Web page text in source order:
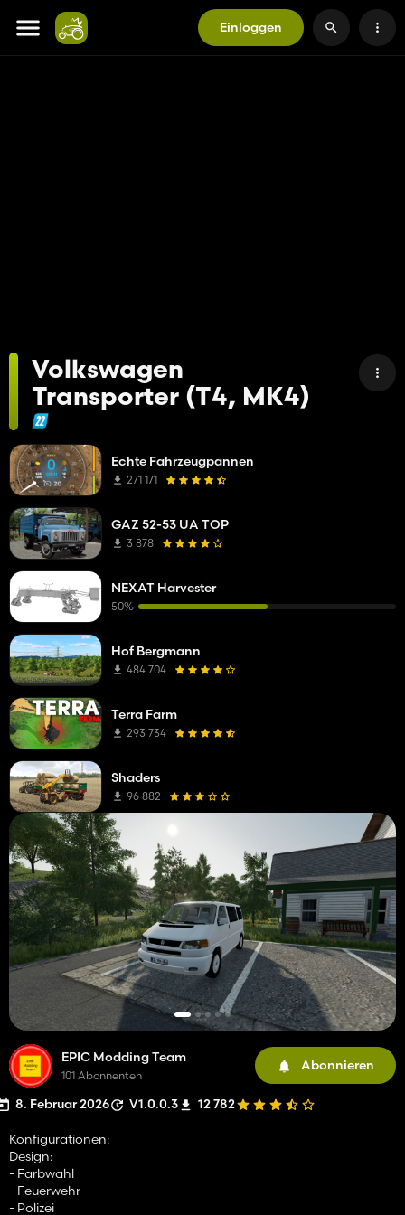
Einloggen
Volkswagen
Transporter (T4, MK4)
EPIC Modding Team
101 Abonnenten
Abonnieren
8. Februar 2026 V1.0.0.3 12 782
Konfigurationen:
Design:
- Farbwahl
- Feuerwehr
- Polizei
Echte Fahrzeugpannen
271 171
GAZ 52-53 UA TOP
3 878
NEXAT Harvester
50%
Hof Bergmann
484 704
Terra Farm
293 734
Shaders
96 882